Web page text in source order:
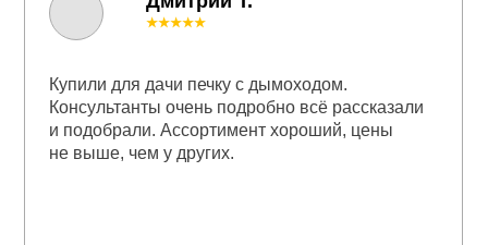
★★★★★
Купили для дачи печку с дымоходом.
Консультанты очень подробно всё рассказали
и подобрали. Ассортимент хороший, цены
не выше, чем у других.